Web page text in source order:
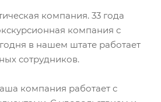
компания. 33 года
компания с
в нашем штате работает
сотрудников.
компания работает с